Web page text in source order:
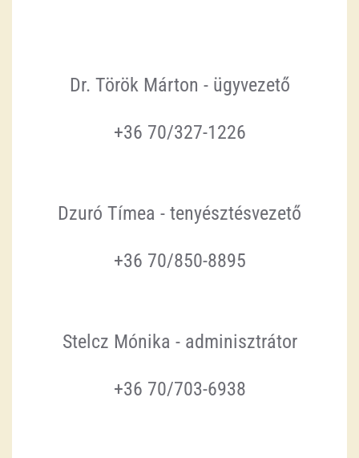
Dr. Török Márton - ügyvezető
+36 70/327-1226
Dzuró Tímea - tenyésztésvezető
+36 70/850-8895
Stelcz Mónika - adminisztrátor
+36 70/703-6938